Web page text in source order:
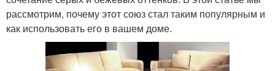
рассмотрим, почему этот союз стал таким популярным и
как использовать его в вашем доме.